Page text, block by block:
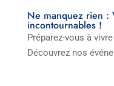
Ne manquez rien :
incontournables !
Préparez-vous à
Découvrez nos